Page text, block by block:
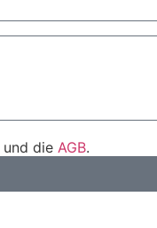
und die AGB.